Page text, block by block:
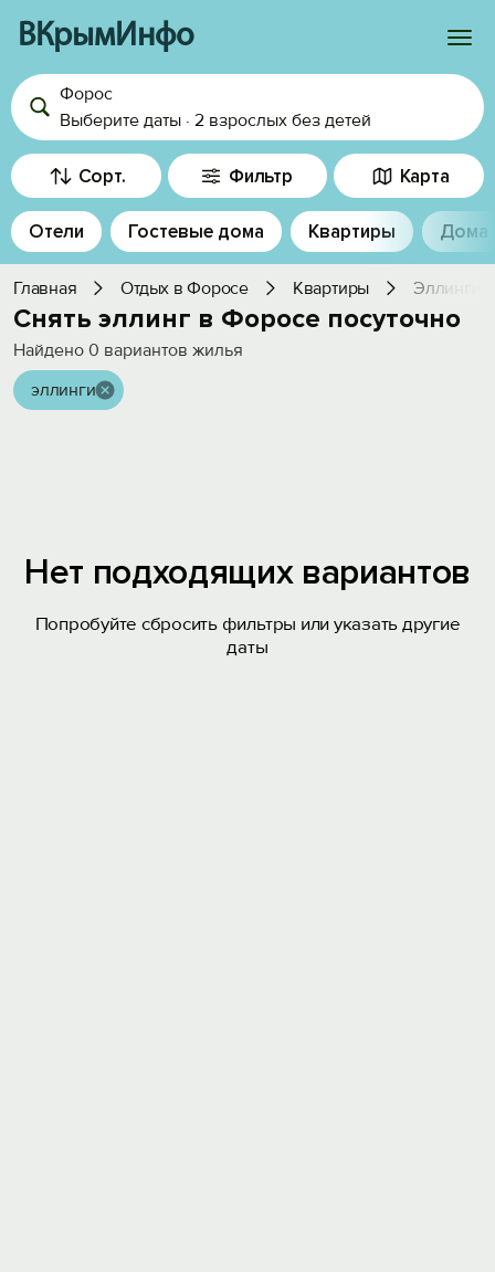
ВКрымИнфо
Войти
Избранное
История просмотра
Добавить свой объект
Форос
Выберите даты · 2 взрослых без детей
Сорт. Фильтр Карта
Отели Гостевые дома Квартиры Дома
Главная Отдых в Форосе Квартиры Эллинги
Снять эллинг в Форосе посуточно
Найдено 0 вариантов жилья
эллинги
Нет подходящих вариантов
Попробуйте сбросить фильтры или указать другие
даты